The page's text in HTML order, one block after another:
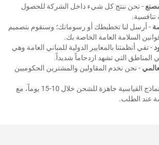
- نحن ننتج كل شيء داخل الشركة للحصول
تنافسية.
- أرسل لنا تخطيطك أو رسوماتك؛ وسنقوم بتصميم
السلامة العامة الخاصة بك.
- تفي أنظمتنا بالمعايير الدولية للمباني العامة وهي
التي تشهد ازدحاماً شديداً.
- نحن نخدم المقاولين والمشترين الحكوميين
- النماذج القياسية جاهزة للشحن خلال 10-15 يوماً، مع
عند الطلب.